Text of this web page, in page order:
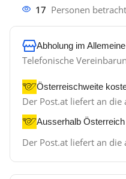
17 Personen
Abholung im
Telefonische
Österreischweite
Der Post.at liefert an die
Ausserhalb
Der Post.at liefert an die